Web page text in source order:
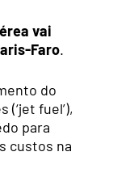
vai
Faro.
do
fuel’),
para
custos na